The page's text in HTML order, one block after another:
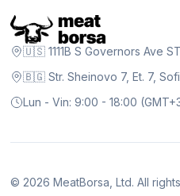
🇺🇸 1111B S Governors Ave
🇧🇬 Str. Sheinovo 7, Et. 7,
Lun - Vin: 9:00 - 18:00
© 2026 MeatBorsa, Ltd. All